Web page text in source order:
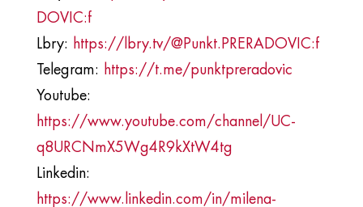
DOVIC:f
Lbry:
https://lbry.tv/@Punkt.PRERADOVIC:f
Telegram:
https://t.me/punktpreradovic
Youtube:
https://www.youtube.com/channel/UC-
q8URCNmX5Wg4R9kXtW4tg
Linkedin:
https://www.linkedin.com/in/milena-